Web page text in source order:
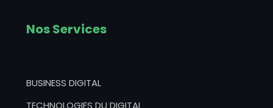
Nos Services
BUSINESS DIGITAL
TECHNOLOGIES DU DIGITAL